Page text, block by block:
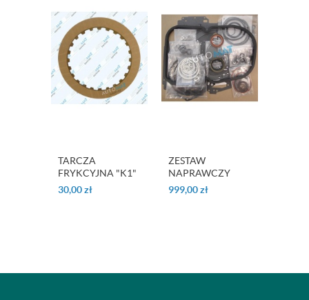
TARCZA
FRYKCYJNA "K1"
722.3 / 722.5
30,00zł
ZESTAW
NAPRAWCZY
OHK 722.3
999,00zł